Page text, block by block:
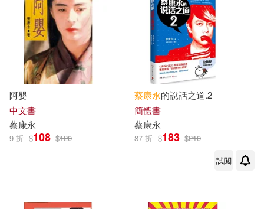
阿嬰
中文書
蔡康永
9 折 $108 $120
蔡康永的說話之道.2
簡體書
蔡康永
87 折 $183 $210
試閱